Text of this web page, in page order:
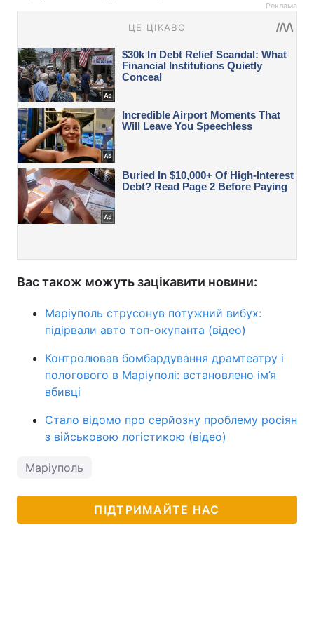
Реклама
Вас також можуть зацікавити новини:
Маріуполь струсонув потужний вибух:
підірвали авто топ-окупанта (відео)
Контролював бомбардування драмтеатру і
пологового в Маріуполі: встановлено ім’я
вбивці
Стало відомо про серйозну проблему росіян
з військовою логістикою (відео)
Маріуполь
ПІДТРИМАЙТЕ НАС